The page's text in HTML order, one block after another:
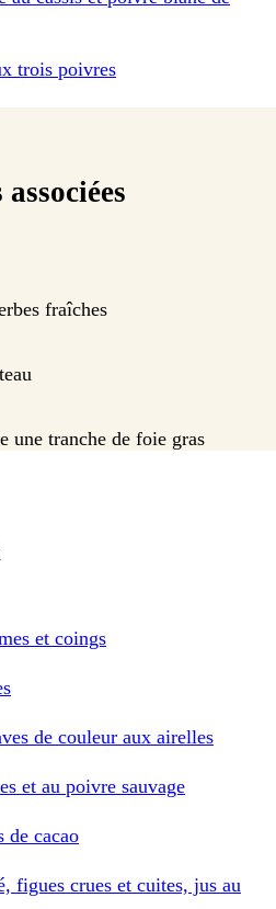
trois poivres
fraîches
une tranche de foie gras
et coings
de couleur aux airelles
et au poivre sauvage
de cacao
figues crues et cuites, jus au